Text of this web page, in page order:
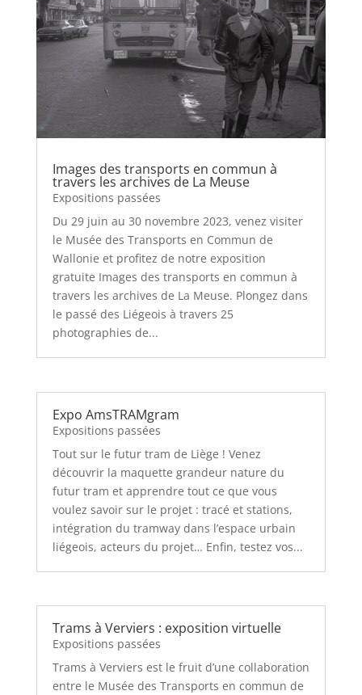
Images des transports en commun à
travers les archives de La Meuse
Expositions passées
Du 29 juin au 30 novembre 2023, venez visiter
le Musée des Transports en Commun de
Wallonie et profitez de notre exposition
gratuite Images des transports en commun à
travers les archives de La Meuse. Plongez dans
le passé des Liégeois à travers 25
photographies de...
Expo AmsTRAMgram
Expositions passées
Tout sur le futur tram de Liège ! Venez
découvrir la maquette grandeur nature du
futur tram et apprendre tout ce que vous
voulez savoir sur le projet : tracé et stations,
intégration du tramway dans l’espace urbain
liégeois, acteurs du projet… Enfin, testez vos...
Trams à Verviers : exposition virtuelle
Expositions passées
Trams à Verviers est le fruit d’une collaboration
entre le Musée des Transports en commun de